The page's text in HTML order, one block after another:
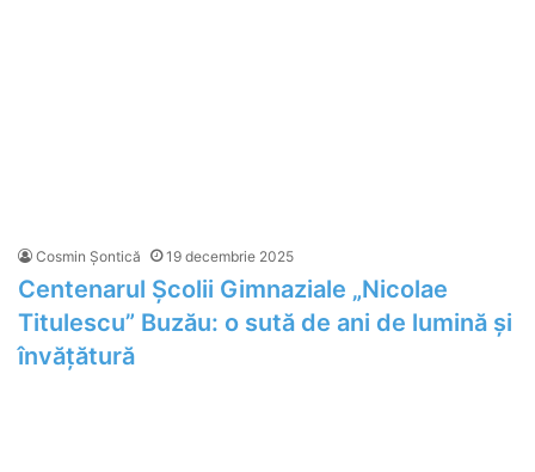
Cosmin Șontică 19 decembrie 2025
Centenarul Școlii Gimnaziale „Nicolae
Titulescu” Buzău: o sută de ani de lumină și
învățătură